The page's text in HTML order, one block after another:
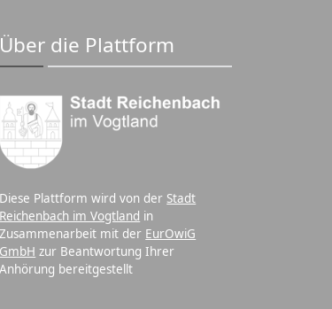
Über die Plattform
Diese Plattform wird von der Stadt
Reichenbach im Vogtland in
Zusammenarbeit mit der EurOwiG
GmbH zur Beantwortung Ihrer
Anhörung bereitgestellt